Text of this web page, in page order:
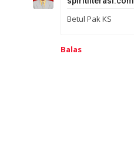
Betul Pak KS
Balas